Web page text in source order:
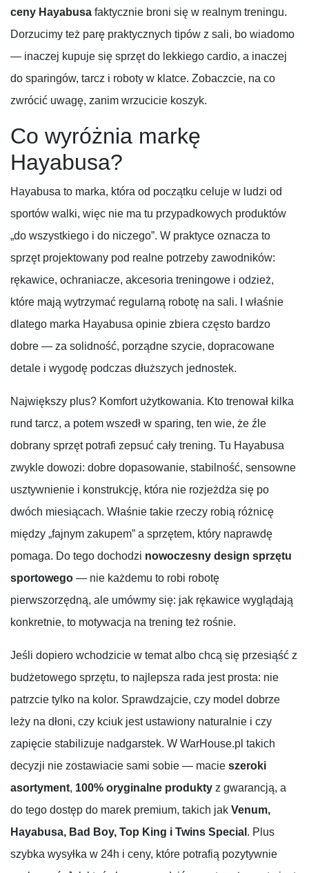
ceny Hayabusa faktycznie broni się w realnym treningu.
Dorzucimy też parę praktycznych tipów z sali, bo wiadomo
— inaczej kupuje się sprzęt do lekkiego cardio, a inaczej
do sparingów, tarcz i roboty w klatce. Zobaczcie, na co
zwrócić uwagę, zanim wrzucicie koszyk.
Co wyróżnia markę
Hayabusa?
Hayabusa to marka, która od początku celuje w ludzi od
sportów walki, więc nie ma tu przypadkowych produktów
„do wszystkiego i do niczego”. W praktyce oznacza to
sprzęt projektowany pod realne potrzeby zawodników:
rękawice, ochraniacze, akcesoria treningowe i odzież,
które mają wytrzymać regularną robotę na sali. I właśnie
dlatego marka Hayabusa opinie zbiera często bardzo
dobre — za solidność, porządne szycie, dopracowane
detale i wygodę podczas dłuższych jednostek.
Największy plus? Komfort użytkowania. Kto trenował kilka
rund tarcz, a potem wszedł w sparing, ten wie, że źle
dobrany sprzęt potrafi zepsuć cały trening. Tu Hayabusa
zwykle dowozi: dobre dopasowanie, stabilność, sensowne
usztywnienie i konstrukcję, która nie rozjeżdża się po
dwóch miesiącach. Właśnie takie rzeczy robią różnicę
między „fajnym zakupem” a sprzętem, który naprawdę
pomaga. Do tego dochodzi nowoczesny design sprzętu
sportowego — nie każdemu to robi robotę
pierwszorzędną, ale umówmy się: jak rękawice wyglądają
konkretnie, to motywacja na trening też rośnie.
Jeśli dopiero wchodzicie w temat albo chcą się przesiąść z
budżetowego sprzętu, to najlepsza rada jest prosta: nie
patrzcie tylko na kolor. Sprawdzajcie, czy model dobrze
leży na dłoni, czy kciuk jest ustawiony naturalnie i czy
zapięcie stabilizuje nadgarstek. W WarHouse.pl takich
decyzji nie zostawiacie sami sobie — macie szeroki
asortyment, 100% oryginalne produkty z gwarancją, a
do tego dostęp do marek premium, takich jak Venum,
Hayabusa, Bad Boy, Top King i Twins Special . Plus
szybka wysyłka w 24h i ceny, które potrafią pozytywnie